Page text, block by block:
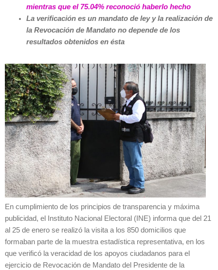
mientras que el 75.04% reconoció haberlo hecho
La verificación es un mandato de ley y la realización de
la Revocación de Mandato no depende de los
resultados obtenidos en ésta
En cumplimiento de los principios de transparencia y máxima
publicidad, el Instituto Nacional Electoral (INE) informa que del 21
al 25 de enero se realizó la visita a los 850 domicilios que
formaban parte de la muestra estadística representativa, en los
que verificó la veracidad de los apoyos ciudadanos para el
ejercicio de Revocación de Mandato del Presidente de la